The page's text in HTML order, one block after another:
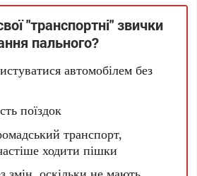
"транспортні" звички
пального?
автомобілем без
поїздок
транспорт,
ходити пішки